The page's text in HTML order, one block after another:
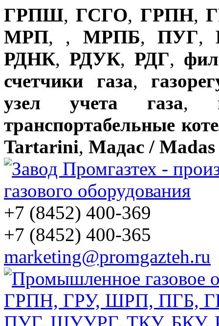
ГРПШ,ГСГО, ГРПН,
МРП, , МРПБ, ПУГ,
РДНК, РДУК, РДГ,
счетчики газа,
узел учета газа,
транспортабельные
Tartarini, Мадас / Madas
+7 (8452) 400-369
+7 (8452) 400-365
marketing@promgazteh.ru